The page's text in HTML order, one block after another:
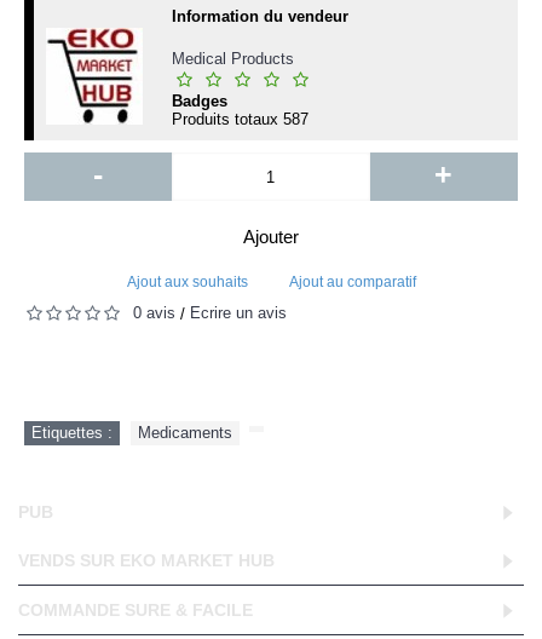
Information du vendeur
Medical Products
Badges
Produits totaux 587
- +
Ajouter
Ajout aux souhaits Ajout au comparatif
0 avis / Écrire un avis
Etiquettes : Medicaments
PUB
VENDS SUR EKO MARKET HUB
COMMANDE SURE & FACILE